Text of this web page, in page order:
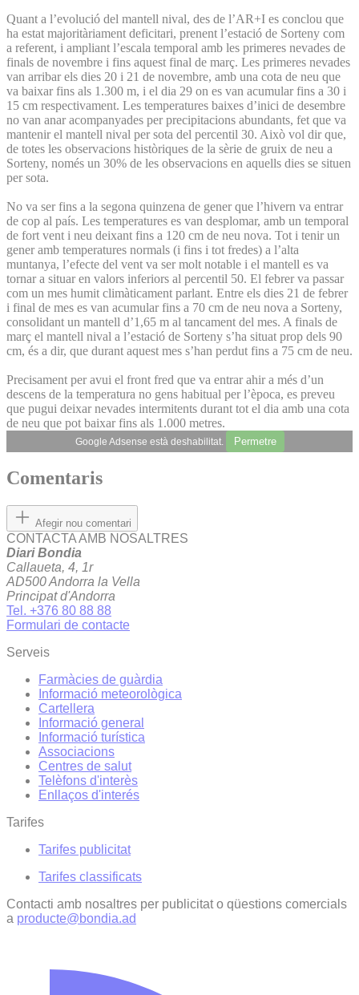
Quant a l’evolució del mantell nival, des de l’AR+I es conclou que
ha estat majoritàriament deficitari, prenent l’estació de Sorteny com
a referent, i ampliant l’escala temporal amb les primeres nevades de
finals de novembre i fins aquest final de març. Les primeres nevades
van arribar els dies 20 i 21 de novembre, amb una cota de neu que
va baixar fins als 1.300 m, i el dia 29 on es van acumular fins a 30 i
15 cm respectivament. Les temperatures baixes d’inici de desembre
no van anar acompanyades per precipitacions abundants, fet que va
mantenir el mantell nival per sota del percentil 30. Això vol dir que,
de totes les observacions històriques de la sèrie de gruix de neu a
Sorteny, només un 30% de les observacions en aquells dies se situen
per sota.
No va ser fins a la segona quinzena de gener que l’hivern va entrar
de cop al país. Les temperatures es van desplomar, amb un temporal
de fort vent i neu deixant fins a 120 cm de neu nova. Tot i tenir un
gener amb temperatures normals (i fins i tot fredes) a l’alta
muntanya, l’efecte del vent va ser molt notable i el mantell es va
tornar a situar en valors inferiors al percentil 50. El febrer va passar
com un mes humit climàticament parlant. Entre els dies 21 de febrer
i final de mes es van acumular fins a 70 cm de neu nova a Sorteny,
consolidant un mantell d’1,65 m al tancament del mes. A finals de
març el mantell nival a l’estació de Sorteny s’ha situat prop dels 90
cm, és a dir, que durant aquest mes s’han perdut fins a 75 cm de neu.
Precisament per avui el front fred que va entrar ahir a més d’un
descens de la temperatura no gens habitual per l’època, es preveu
que pugui deixar nevades intermitents durant tot el dia amb una cota
de neu que pot baixar fins als 1.000 metres.
Google Adsense està deshabilitat. Permetre
Comentaris
Afegir nou comentari
CONTACTA AMB NOSALTRES
Diari Bondia
Callaueta, 4, 1r
AD500 Andorra la Vella
Principat d'Andorra
Tel. +376 80 88 88
Formulari de contacte
Serveis
Farmàcies de guàrdia
Informació meteorològica
Cartellera
Informació general
Informació turística
Associacions
Centres de salut
Telèfons d'interès
Enllaços d'interés
Tarifes
Tarifes publicitat
Tarifes classificats
Contacti amb nosaltres per publicitat o qüestions comercials
a producte@bondia.ad